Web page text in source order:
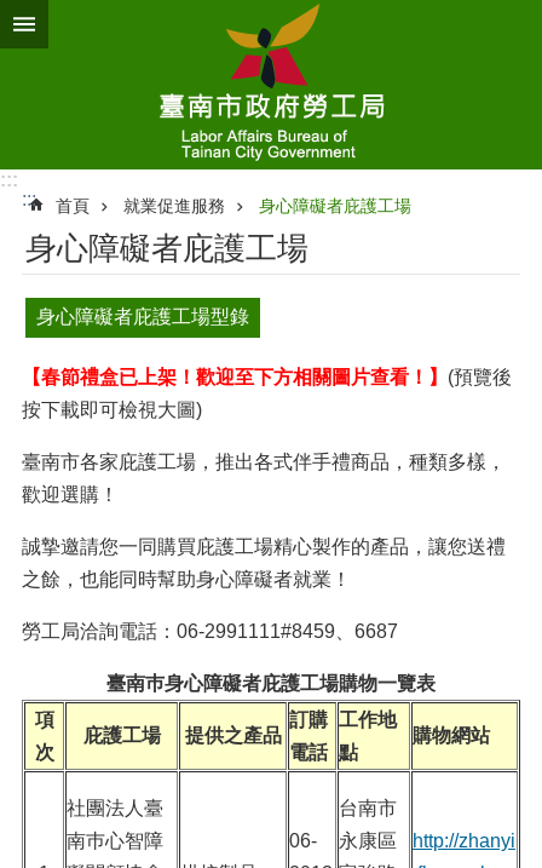
跳到主要內容區塊
:::
:::
首頁 就業促進服務 身心障礙者庇護工場
身心障礙者庇護工場
身心障礙者庇護工場型錄
【春節禮盒已上架！歡迎至下方相關圖片查看！】 (預覽後
按下載即可檢視大圖)
臺南市各家庇護工場，推出各式伴手禮商品，種類多樣，
歡迎選購！
誠摯邀請您一同購買庇護工場精心製作的產品，讓您送禮
之餘，也能同時幫助身心障礙者就業！
勞工局洽詢電話：06-2991111#8459、6687
臺南巿身心障礙者庇護工場購物一覽表
項
次
庇護工場 提供之產品
訂購
電話
工作地
點
購物網站
社團法人臺
南巿心智障
06-
台南市
永康區
http://zhanyi